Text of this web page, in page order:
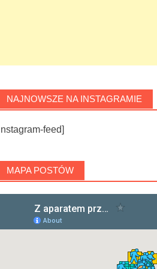
NAJNOWSZE NA INSTAGRAMIE
feed]
MAPA POSTÓW